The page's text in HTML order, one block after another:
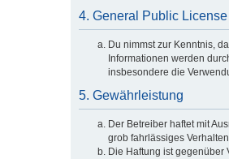
4. General Public License
Du nimmst zur Kenntnis,
Informationen werden
insbesondere die
5. Gewährleistung
Der Betreiber haftet mit
grob fahrlässiges
Die Haftung ist